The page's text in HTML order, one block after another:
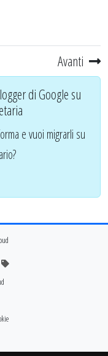
Avanti
di Google su
e vuoi migrarli su